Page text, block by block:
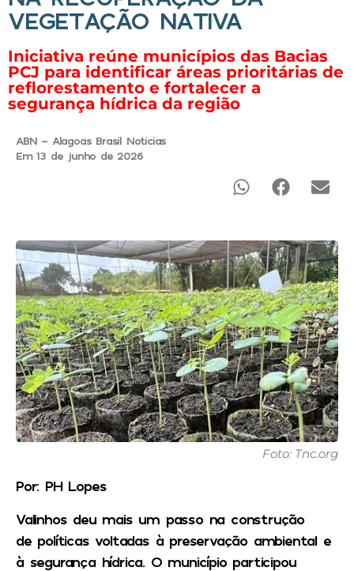
VEGETAÇÃO NATIVA
Iniciativa reúne municípios das Bacias
PCJ para identificar áreas prioritárias de
reflorestamento e fortalecer a
segurança hídrica da região
ABN - Alagoas Brasil Noticias
Em 13 de junho de 2026
Foto: Tnc.org
Por: PH Lopes
Valinhos deu mais um passo na construção
de políticas voltadas à preservação ambiental e
à segurança hídrica. O município participou